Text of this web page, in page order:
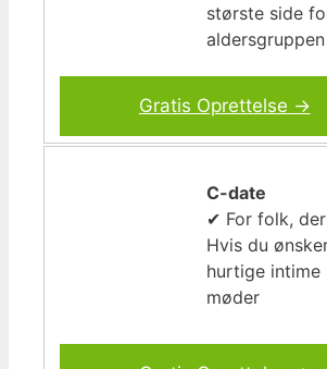
største side
Gratis Oprettelse →
C-date
✔ For folk,
Hvis du
hurtige intime
møder